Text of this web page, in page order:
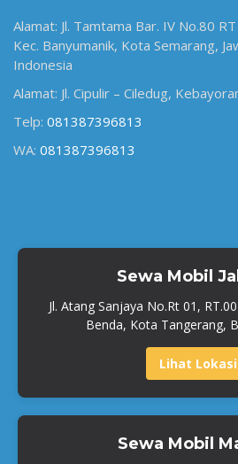
Alamat: Jl. Tamtama Bar. IV No.80
Kec. Banyumanik, Kota Semarang,
Indonesia
Alamat: Jl. Cipulir – Ciledug,
Telp: 081387396813
WA: 081387396813
Sewa Mobil
Jl. Atang Sanjaya No.Rt 01,
Benda, Kota Tangerang,
Lihat Lokasi
Sewa Mobil